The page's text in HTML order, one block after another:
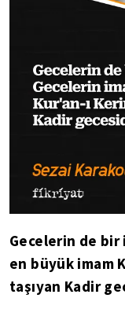
Gecelerin de bir
en büyük imam
taşıyan Kadir